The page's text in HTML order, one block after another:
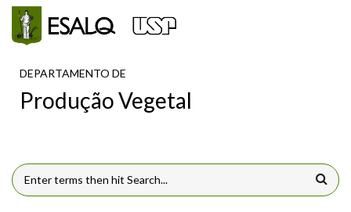
Pular para o conteúdo principal
DEPARTAMENTO DE
Produção Vegetal
FORMULÁRIO DE BUSCA